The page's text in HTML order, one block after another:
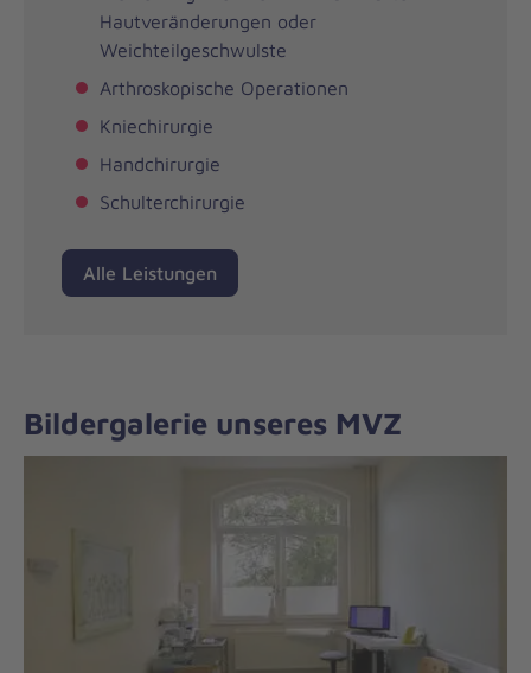
Hautveränderungen oder
Weichteilgeschwulste
Arthroskopische Operationen
Kniechirurgie
Handchirurgie
Schulterchirurgie
Alle Leistungen
Bildergalerie unseres MVZ